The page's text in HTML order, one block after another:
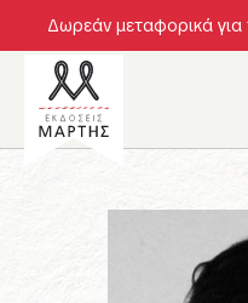
Δωρεάν μεταφορικά